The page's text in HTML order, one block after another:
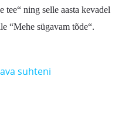
tee“ ning selle aasta kevadel
“Mehe sügavam tõde“.
suhteni